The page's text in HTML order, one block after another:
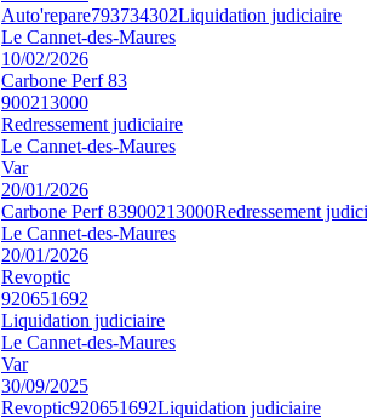
Auto'repare793734302Liquidation judiciaire
Le Cannet-des-Maures
10/02/2026
Carbone Perf 83
900213000
Redressement judiciaire
Le Cannet-des-Maures
Var
20/01/2026
Carbone Perf 83900213000Redressement
Le Cannet-des-Maures
20/01/2026
Revoptic
920651692
Liquidation judiciaire
Le Cannet-des-Maures
Var
30/09/2025
Revoptic920651692Liquidation judiciaire